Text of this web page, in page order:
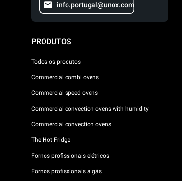
info.portugal@unox.com
PRODUTOS
Todos os produtos
Commercial combi ovens
Commercial speed ovens
Commercial convection ovens with humidity
Commercial convection ovens
The Hot Fridge
Fornos profissionais elétricos
Fornos profissionais a gás